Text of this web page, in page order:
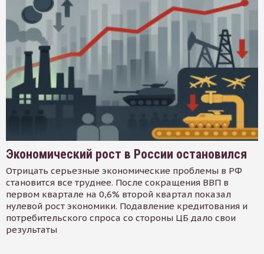
Экономический рост в России остановился
Отрицать серьезные экономические проблемы в РФ
становится все труднее. После сокращения ВВП в
первом квартале на 0,6% второй квартал показал
нулевой рост экономики. Подавление кредитования и
потребительского спроса со стороны ЦБ дало свои
результаты